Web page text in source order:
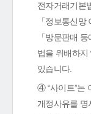
전자거래기본
「정보통신망
「방문판매
법을 위배하지
있습니다.
④ “사이트”는
개정사유를 명